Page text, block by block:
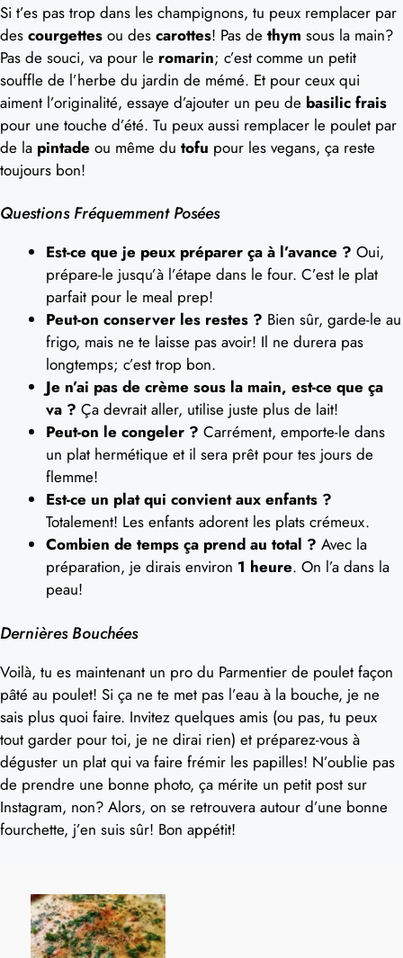
Si t’es pas trop dans les champignons, tu peux remplacer par
des courgettes ou des carottes! Pas de thym sous la main?
Pas de souci, va pour le romarin; c’est comme un petit
souffle de l’herbe du jardin de mémé. Et pour ceux qui
aiment l’originalité, essaye d’ajouter un peu de basilic frais
pour une touche d’été. Tu peux aussi remplacer le poulet par
de la pintade ou même du tofu pour les vegans, ça reste
toujours bon!
Questions Fréquemment Posées
Est-ce que je peux préparer ça à l’avance ? Oui,
prépare-le jusqu’à l’étape dans le four. C’est le plat
parfait pour le meal prep!
Peut-on conserver les restes ? Bien sûr, garde-le au
frigo, mais ne te laisse pas avoir! Il ne durera pas
longtemps; c’est trop bon.
Je n’ai pas de crème sous la main, est-ce que ça
va ? Ça devrait aller, utilise juste plus de lait!
Peut-on le congeler ? Carrément, emporte-le dans
un plat hermétique et il sera prêt pour tes jours de
flemme!
Est-ce un plat qui convient aux enfants ?
Totalement! Les enfants adorent les plats crémeux.
Combien de temps ça prend au total ? Avec la
préparation, je dirais environ 1 heure. On l’a dans la
peau!
Dernières Bouchées
Voilà, tu es maintenant un pro du Parmentier de poulet façon
pâté au poulet! Si ça ne te met pas l’eau à la bouche, je ne
sais plus quoi faire. Invitez quelques amis (ou pas, tu peux
tout garder pour toi, je ne dirai rien) et préparez-vous à
déguster un plat qui va faire frémir les papilles! N’oublie pas
de prendre une bonne photo, ça mérite un petit post sur
Instagram, non? Alors, on se retrouvera autour d’une bonne
fourchette, j’en suis sûr! Bon appétit!